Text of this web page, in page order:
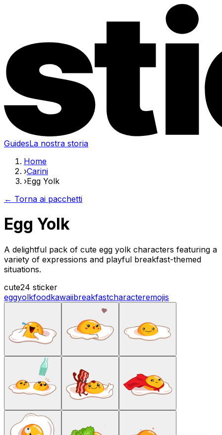
GuidesLa nostra storia
Home
›Carini
›Egg Yolk
← Torna ai pacchetti
Egg Yolk
A delightful pack of cute egg yolk characters featuring a
variety of expressions and playful breakfast-themed
situations.
cute24 sticker
eggyolkfoodkawaiibreakfastcharacteremojis